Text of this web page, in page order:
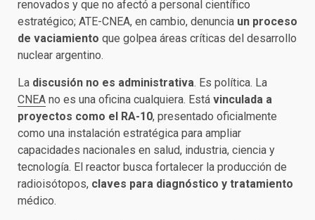
renovados y que no afectó a personal científico
estratégico; ATE-CNEA, en cambio, denuncia un proceso
de vaciamiento que golpea áreas críticas del desarrollo
nuclear argentino.
La discusión no es administrativa. Es política. La
CNEA no es una oficina cualquiera. Está vinculada a
proyectos como el RA-10, presentado oficialmente
como una instalación estratégica para ampliar
capacidades nacionales en salud, industria, ciencia y
tecnología. El reactor busca fortalecer la producción de
radioisótopos, claves para diagnóstico y tratamiento
médico.